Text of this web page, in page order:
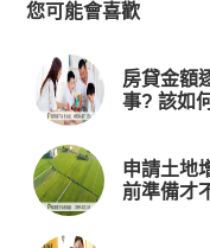
您可能會喜歡
房貸金額
事? 該如
申請土地
前準備才